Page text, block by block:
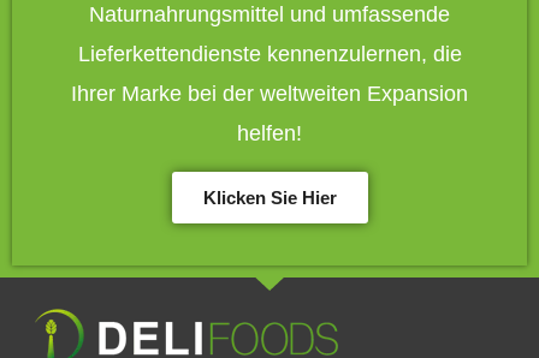
Naturnahrungsmittel und umfassende
Lieferkettendienste kennenzulernen, die
Ihrer Marke bei der weltweiten Expansion
helfen!
Klicken Sie Hier